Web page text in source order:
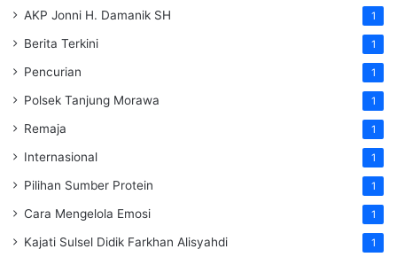
AKP Jonni H. Damanik SH 1
Berita Terkini 1
Pencurian 1
Polsek Tanjung Morawa 1
Remaja 1
Internasional 1
Pilihan Sumber Protein 1
Cara Mengelola Emosi 1
Kajati Sulsel Didik Farkhan Alisyahdi 1